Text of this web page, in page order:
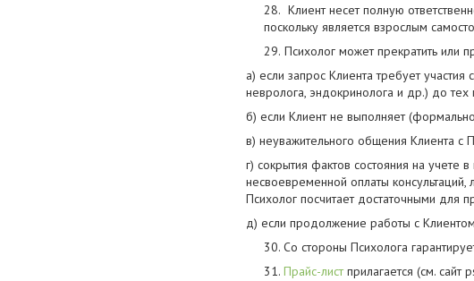
Клиент несет полную
поскольку является взрослым
Психолог может прекратить
а) если запрос Клиента требует
невролога, эндокринолога и др.) до
б) если Клиент не выполняет
в) неуважительного общения Клиента с
г) сокрытия фактов состояния на учете
несвоевременной оплаты консультаций,
Психолог посчитает достаточными для
д) если продолжение работы с
30. Со стороны Психолога
31. Прайс-листприлагается (см. сайт